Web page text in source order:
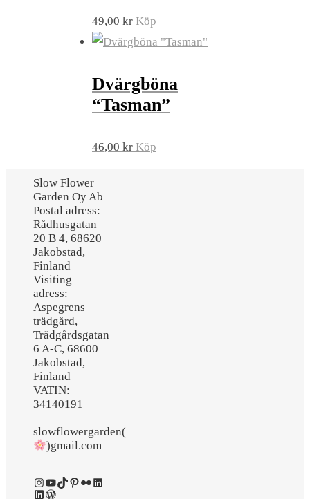
49,00 kr Köp
Dvärgböna
“Tasman”
46,00 kr Köp
Slow Flower
Garden Oy Ab
Postal adress:
Rådhusgatan
20 B 4, 68620
Jakobstad,
Finland
Visiting
adress:
Aspegrens
trädgård,
Trädgårdsgatan
6 A-C, 68600
Jakobstad,
Finland
VATIN:
34140191
slowflowergarden(
)gmail.com
Instagram
YouTube
TikTok
Pinterest
FlickrLinkedIn
LinkedIn
WordPress